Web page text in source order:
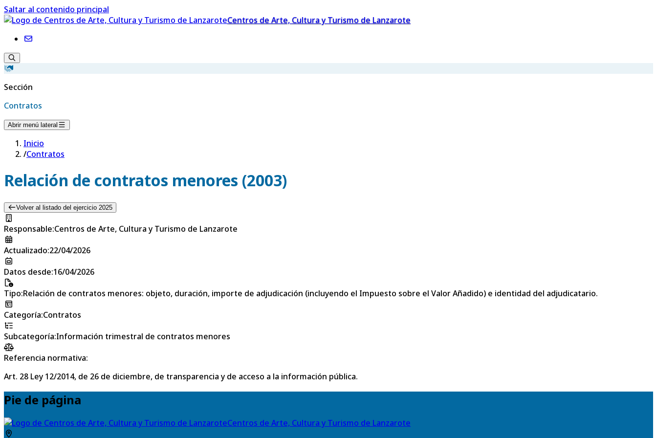
Saltar al contenido principal
Centros de Arte, Cultura y Turismo de Lanzarote
Sección
Contratos
Abrir menú lateral
Inicio
/Contratos
Relación de contratos menores (2003)
Volver al listado del ejercicio 2025
Responsable:Centros de Arte, Cultura y Turismo de Lanzarote
Actualizado:22/04/2026
Datos desde:16/04/2026
Tipo:Relación de contratos menores: objeto, duración, importe de adjudicación (incluyendo el Impuesto sobre el Valor Añadido) e identidad del adjudicatario.
Categoría:Contratos
Subcategoría:Información trimestral de contratos menores
Referencia normativa:
Art. 28 Ley 12/2014, de 26 de diciembre, de transparencia y de acceso a la información pública.
Pie de página
Centros de Arte, Cultura y Turismo de Lanzarote